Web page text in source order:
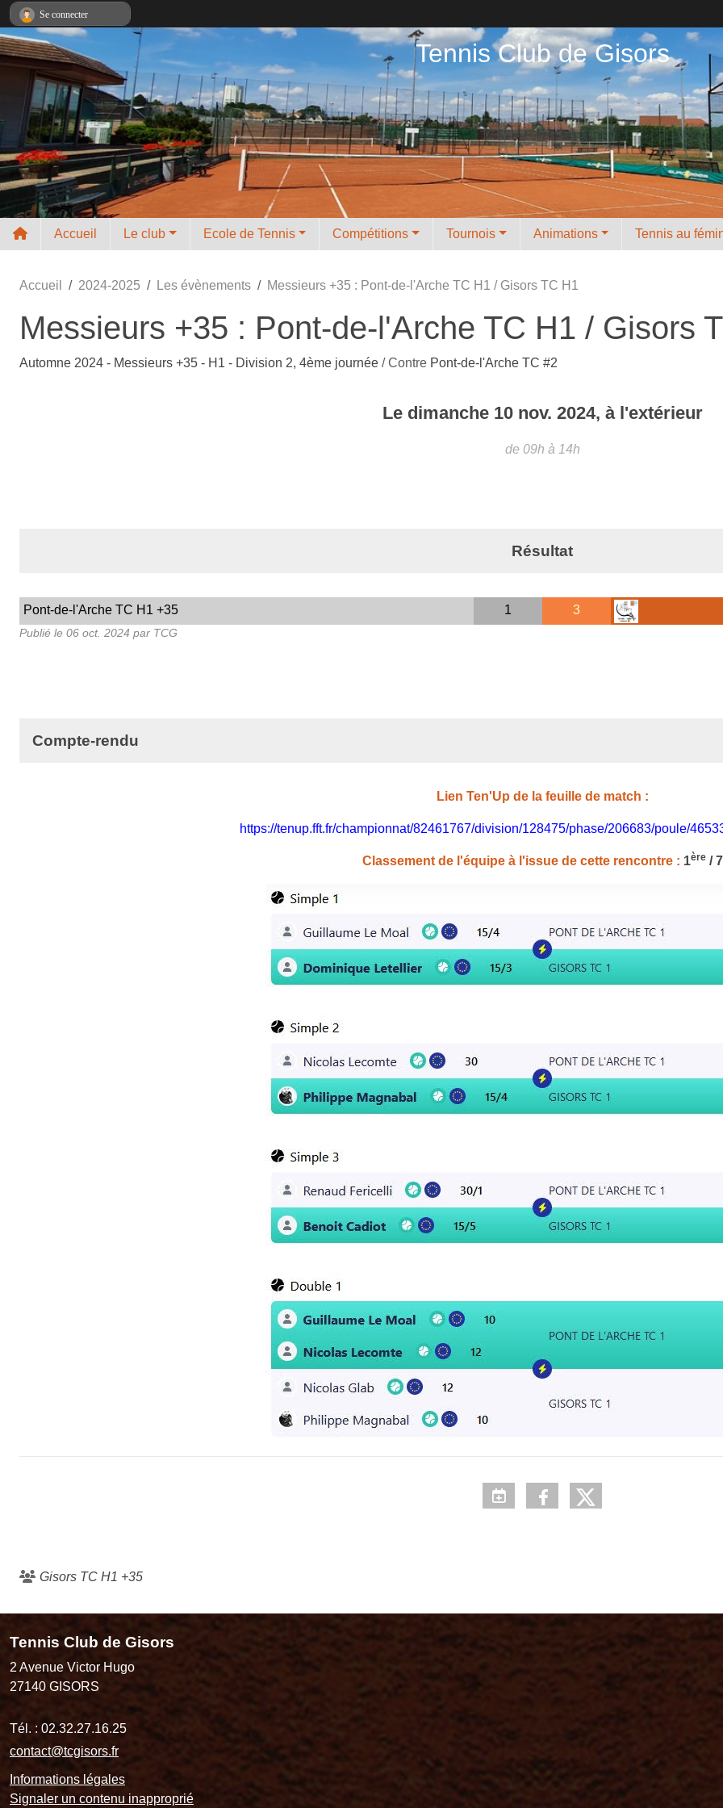
Tennis Club de Gisors
Accueil Le club Ecole de Tennis Compétitions Tournois Animations Tennis au
Accueil 2024-2025 Les évènements Messieurs +35 : Pont-de-l'Arche TC H1 / Gisors TC H1
Messieurs +35 : Pont-de-l'Arche TC H1 / Gisors
Automne 2024 - Messieurs +35 - H1 - Division 2, 4ème journée / Contre Pont-de-l'Arche TC #2
Le dimanche 10 nov. 2024, à l'extérieur
de 09h à 14h
Résultat
Pont-de-l'Arche TC H1 +35 1 3
Publié le 06 oct. 2024 par TCG
Compte-rendu
Lien Ten'Up de la feuille de match :
https://tenup.fft.fr/championnat/82461767/division/128475/phase/206683/poule/
Classement de l'équipe à l'issue de cette rencontre : 1ère/ 7
Gisors TC H1 +35
Tennis Club de Gisors
2 Avenue Victor Hugo
27140 GISORS
Tél. : 02.32.27.16.25
contact@tcgisors.fr
Informations légales
Signaler un contenu inapproprié
Se connecter
Panneau de gestion des cookies